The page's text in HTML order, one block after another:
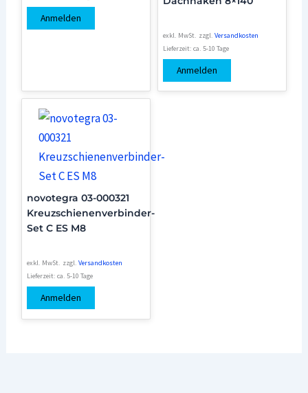
Anmelden
exkl. MwSt. zzgl. Versandkosten
Lieferzeit: ca. 5-10 Tage
Anmelden
novotegra 03-000321
Kreuzschienenverbinder-
Set C ES M8
exkl. MwSt. zzgl.Versandkosten
Lieferzeit:ca. 5-10 Tage
Anmelden